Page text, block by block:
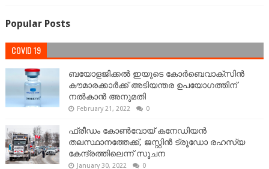
Popular Posts
COVID 19
ബയോളജിക്കല്‍ ഇയുടെ കോര്‍ബെവാക്സിൻ
കൗമാരക്കാർക്ക് അടിയന്തര ഉപയോഗത്തിന്
നൽകാൻ അനുമതി
February 21, 2022 0
ഫ്രീഡം കോണ്‍വോയ് കനേഡിയന്‍
തലസ്ഥാനത്തേക്ക്, ജസ്റ്റിൻ ട്രൂഡോ രഹസ്യ
കേന്ദ്രത്തിലെന്ന് സൂചന
January 30, 2022 0